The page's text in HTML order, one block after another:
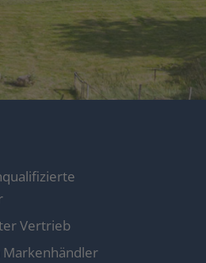
Vertrieb
Markenhändler